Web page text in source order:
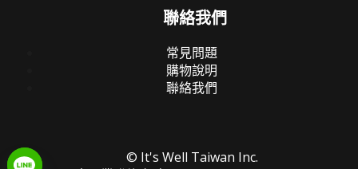
聯絡我們
常見問題
購物說明
聯絡我們
© It's Well Taiwan Inc.